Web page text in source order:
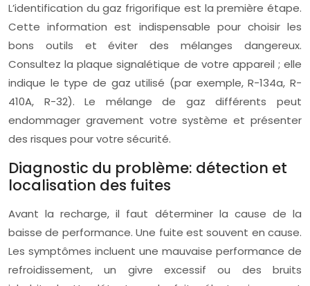
L’identification du gaz frigorifique est la première étape.
Cette information est indispensable pour choisir les
bons outils et éviter des mélanges dangereux.
Consultez la plaque signalétique de votre appareil ; elle
indique le type de gaz utilisé (par exemple, R-134a, R-
410A, R-32). Le mélange de gaz différents peut
endommager gravement votre système et présenter
des risques pour votre sécurité.
Diagnostic du problème: détection et
localisation des fuites
Avant la recharge, il faut déterminer la cause de la
baisse de performance. Une fuite est souvent en cause.
Les symptômes incluent une mauvaise performance de
refroidissement, un givre excessif ou des bruits